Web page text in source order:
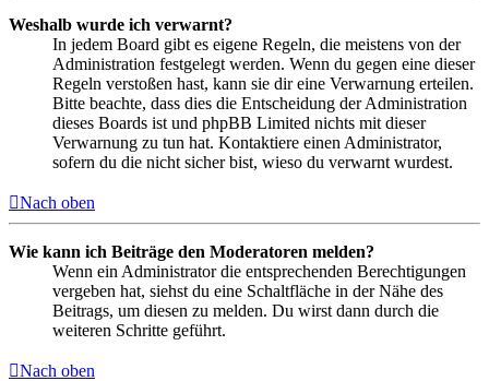
Weshalb wurde ich verwarnt?
In jedem Board gibt es eigene Regeln, die meistens von der
Administration festgelegt werden. Wenn du gegen eine dieser
Regeln verstoßen hast, kann sie dir eine Verwarnung erteilen.
Bitte beachte, dass dies die Entscheidung der Administration
dieses Boards ist und phpBB Limited nichts mit dieser
Verwarnung zu tun hat. Kontaktiere einen Administrator,
sofern du die nicht sicher bist, wieso du verwarnt wurdest.
Nach oben
Wie kann ich Beiträge den Moderatoren melden?
Wenn ein Administrator die entsprechenden Berechtigungen
vergeben hat, siehst du eine Schaltfläche in der Nähe des
Beitrags, um diesen zu melden. Du wirst dann durch die
weiteren Schritte geführt.
Nach oben